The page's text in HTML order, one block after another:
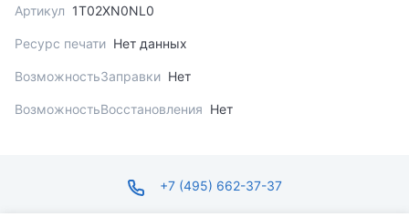
Артикул 1T02XN0NL0
Ресурс печати Нет данных
ВозможностьЗаправки Нет
ВозможностьВосстановления Нет
+7 (495) 662-37-37